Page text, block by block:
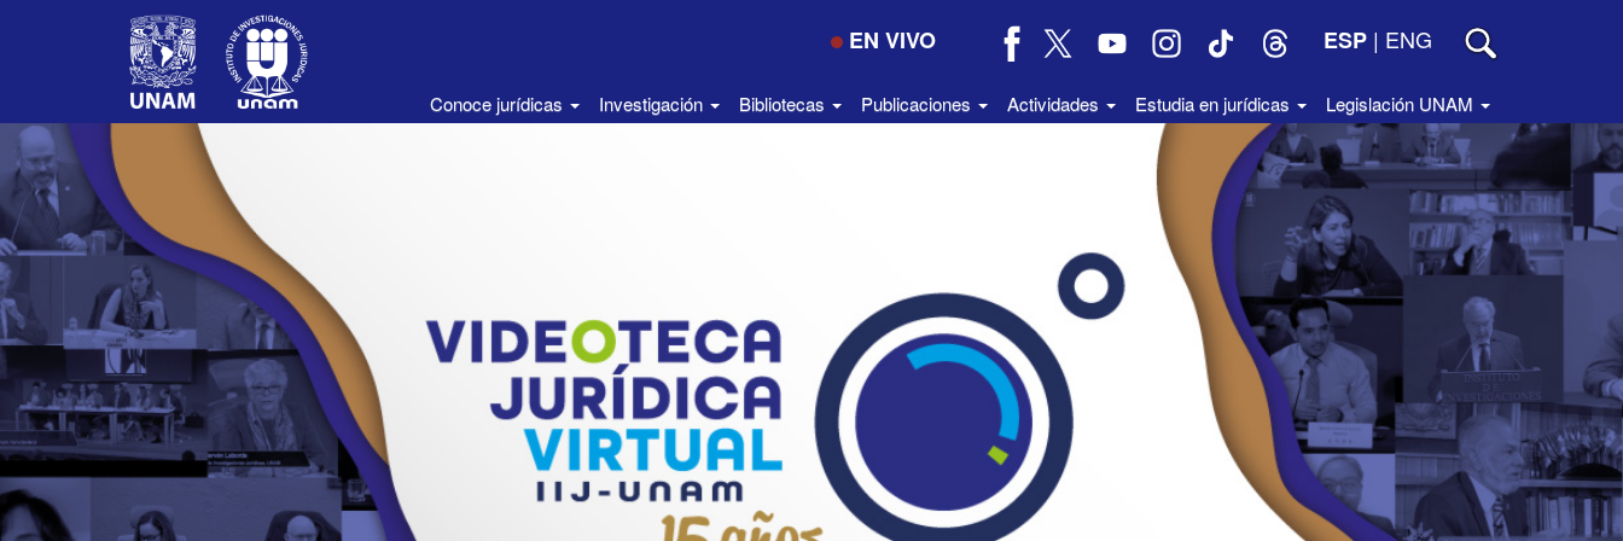
EN VIVO ESP | ENG
Conoce jurídicas Investigación Bibliotecas Publicaciones Actividades Estudia en jurídicas Legislación UNAM